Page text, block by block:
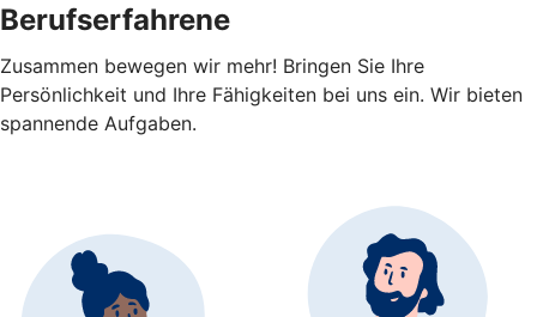
Berufserfahrene
Zusammen bewegen wir mehr! Bringen Sie Ihre
Persönlichkeit und Ihre Fähigkeiten bei uns ein. Wir bieten
spannende Aufgaben.